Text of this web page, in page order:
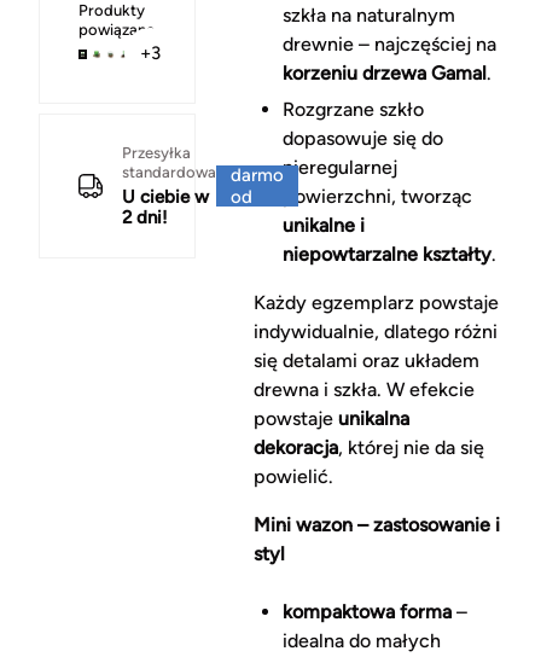
Produkty
powiązane
+3
Przesyłka
standardowa
U ciebie w
2 dni!
darmo
od
szkła na naturalnym
drewnie – najczęściej na
korzeniu drzewa Gamal.
Rozgrzane szkło
dopasowuje się do
nieregularnej
powierzchni, tworząc
unikalne i
niepowtarzalne kształty.
Każdy egzemplarz powstaje
indywidualnie, dlatego różni
się detalami oraz układem
drewna i szkła. W efekcie
powstaje unikalna
dekoracja, której nie da się
powielić.
Mini wazon – zastosowanie i
styl
kompaktowa forma–
idealna do małych